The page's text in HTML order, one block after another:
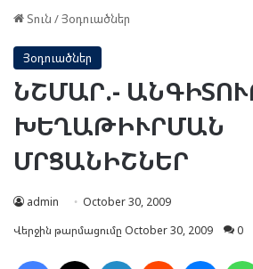
Տուն /Յօդուածներ
Յօդուածներ
ՆՇՄԱՐ.-
ԽԵՂԱԹԻՒՐՄԱՆ
ՄՐՑԱՆԻՇՆԵՐ
admin
October 30, 2009
Վերջին թարմացումը October 30, 2009
0
Facebook LinkedIn Reddit